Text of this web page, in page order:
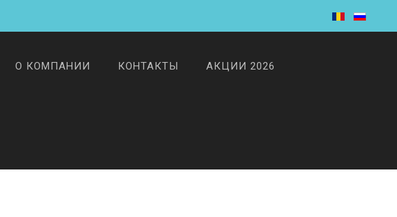
О КОМПАНИИ КОНТАКТЫ АКЦИИ 2026